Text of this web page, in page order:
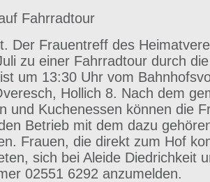
Fahrradtour
Der Frauentreff des
zu einer Fahrradtour durch
um 13:30 Uhr vom
Hollich 8. Nach dem
und Kuchenessen können die
Betrieb mit dem dazu
Frauen, die direkt zum Hof
sich bei Aleide Diedrichkeit
02551 6292 anzumelden.